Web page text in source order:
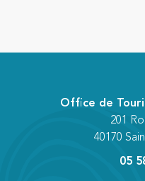
Office de
201
40170
05